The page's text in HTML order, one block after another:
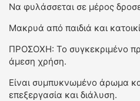
Να φυλάσσεται σε μέρος
Μακρυά από παιδιά και
ΠΡΟΣΟΧΗ: Το συγκεκριμένο
άμεση χρήση.
Είναι συμπυκνωμένο άρωμα
επεξεργασία και διάλυση.